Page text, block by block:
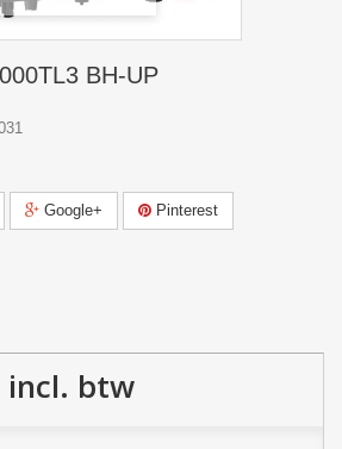
BH-UP
Google+ Pinterest
incl. btw